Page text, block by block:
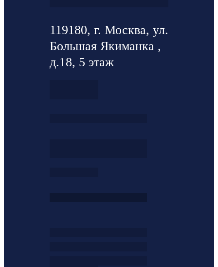
119180, г. Москва, ул.
Большая Якиманка ,
д.18, 5 этаж